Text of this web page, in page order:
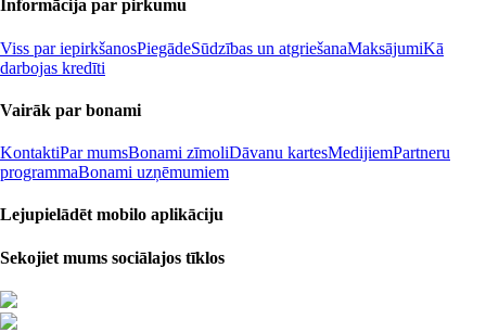
Informācija par pirkumu
Viss par iepirkšanosPiegādeSūdzības un atgriešanaMaksājumiKā
darbojas kredīti
Vairāk par bonami
KontaktiPar mumsBonami zīmoliDāvanu kartesMedijiemPartneru
programmaBonami uzņēmumiem
Lejupielādēt mobilo aplikāciju
Sekojiet mums sociālajos tīklos